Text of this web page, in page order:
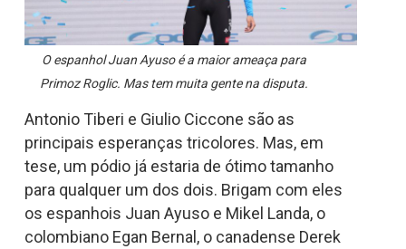
O espanhol Juan Ayuso é a maior ameaça para
Primoz Roglic. Mas tem muita gente na disputa.
Antonio Tiberi e Giulio Ciccone são as
principais esperanças tricolores. Mas, em
tese, um pódio já estaria de ótimo tamanho
para qualquer um dos dois. Brigam com eles
os espanhois Juan Ayuso e Mikel Landa, o
colombiano Egan Bernal, o canadense Derek